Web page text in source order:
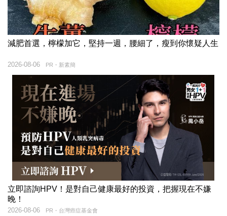
減肥首選，檸檬加它，堅持一週，腰細了，瘦到你懷疑人生
PR・新素簡
2026-08-06
立即諮詢HPV！是對自己健康最好的投資，把握現在不嫌
晚！
PR・台灣癌症基金會
2026-08-06